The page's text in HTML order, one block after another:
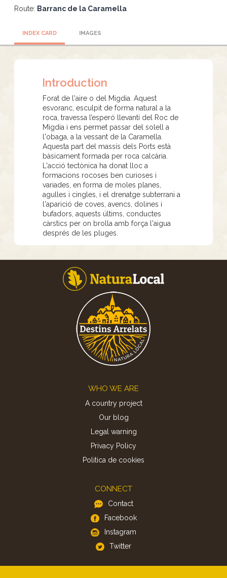
Route: Barranc de la Caramella
INDEX CARD IMAGES
Introduction
Forat de l'aire o del Migdia. Aquest
esvoranc, esculpit de forma natural a la
roca, travessa l’esperó llevantí del Roc de
Migdia i ens permet passar del solell a
l'obaga, a la vessant de la Caramella.
Aquesta part del massís dels Ports està
bàsicament formada per roca calcària.
L'acció tectònica ha donat lloc a
formacions rocoses ben curioses i
variades, en forma de moles planes,
agulles i cingles, i el drenatge subterrani a
l'aparició de coves, avencs, dolines i
bufadors, aquests últims, conductes
càrstics per on brolla amb força l'aigua
després de les pluges.
WHO WE ARE
A country project
Our blog
Legal warning
Privacy Policy
Politica de cookies
CONNECT
Contact
Facebook
Instagram
Twitter